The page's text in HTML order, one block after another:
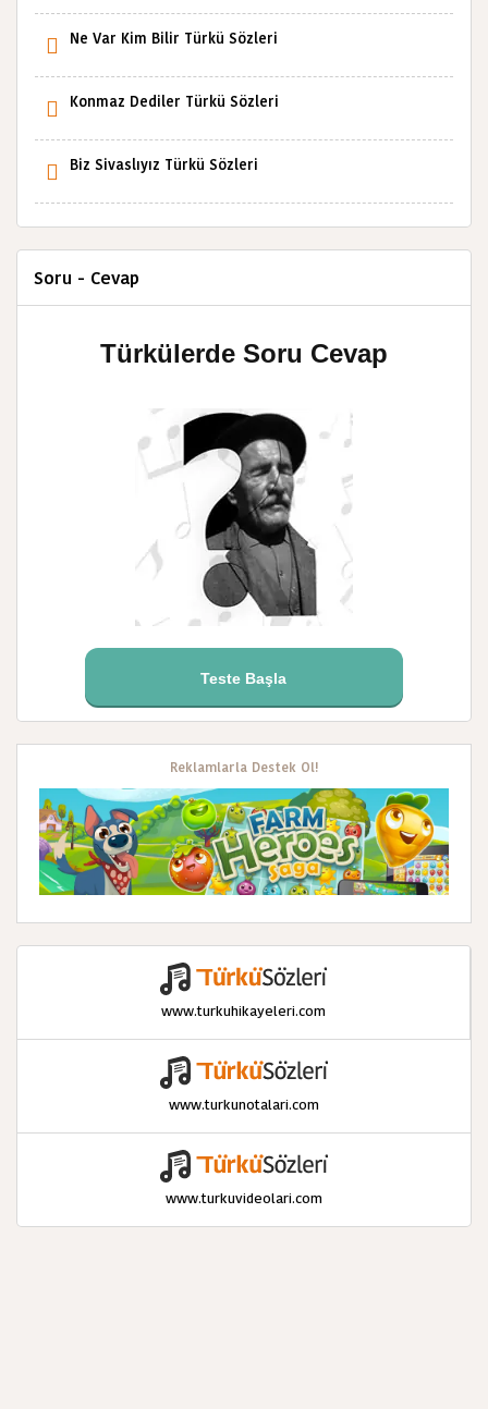
Ne Var Kim Bilir Türkü Sözleri
Konmaz Dediler Türkü Sözleri
Biz Sivaslıyız Türkü Sözleri
Soru - Cevap
Türkülerde Soru Cevap
Teste Başla
Reklamlarla Destek Ol!
www.turkuhikayeleri.com
www.turkunotalari.com
www.turkuvideolari.com